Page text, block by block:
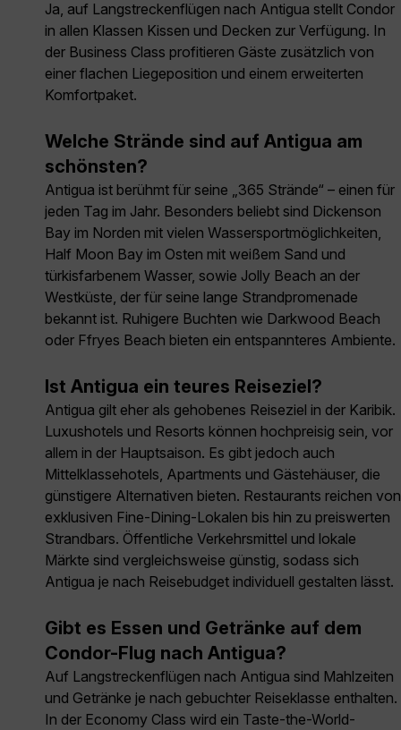
Ja, auf Langstreckenflügen nach Antigua stellt Condor
in allen Klassen Kissen und Decken zur Verfügung. In
der Business Class profitieren Gäste zusätzlich von
einer flachen Liegeposition und einem erweiterten
Komfortpaket.
Welche Strände sind auf Antigua am
schönsten?
Antigua ist berühmt für seine „365 Strände“ – einen für
jeden Tag im Jahr. Besonders beliebt sind Dickenson
Bay im Norden mit vielen Wassersportmöglichkeiten,
Half Moon Bay im Osten mit weißem Sand und
türkisfarbenem Wasser, sowie Jolly Beach an der
Westküste, der für seine lange Strandpromenade
bekannt ist. Ruhigere Buchten wie Darkwood Beach
oder Ffryes Beach bieten ein entspannteres Ambiente.
Ist Antigua ein teures Reiseziel?
Antigua gilt eher als gehobenes Reiseziel in der Karibik.
Luxushotels und Resorts können hochpreisig sein, vor
allem in der Hauptsaison. Es gibt jedoch auch
Mittelklassehotels, Apartments und Gästehäuser, die
günstigere Alternativen bieten. Restaurants reichen von
exklusiven Fine-Dining-Lokalen bis hin zu preiswerten
Strandbars. Öffentliche Verkehrsmittel und lokale
Märkte sind vergleichsweise günstig, sodass sich
Antigua je nach Reisebudget individuell gestalten lässt.
Gibt es Essen und Getränke auf dem
Condor-Flug nach Antigua?
Auf Langstreckenflügen nach Antigua sind Mahlzeiten
und Getränke je nach gebuchter Reiseklasse enthalten.
In der Economy Class wird ein Taste-the-World-